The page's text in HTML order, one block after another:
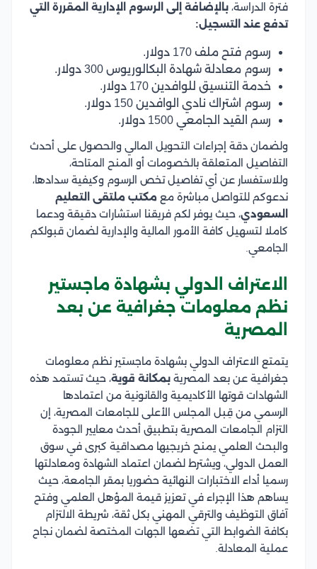
فترة الدراسة، بالإضافة إلى الرسوم الإدارية المقررة التي
تدفع عند التسجيل:
رسوم فتح ملف 170 دولار.
رسوم معادلة شهادة البكالوريوس 300 دولار.
خدمة التنسيق للوافدين 170 دولار.
رسوم اشتراك نادي الوافدين 150 دولار.
رسم القيد الجامعي 1500 دولار.
ولضمان دقة إجراءات التحويل المالي والحصول على أحدث
التفاصيل المتعلقة بالخصومات أو المنح المتاحة،
وللاستفسار عن أي تفاصيل تخص الرسوم وكيفية سدادها،
ندعوكم للتواصل مباشرة مع مكتب ملتقى التعليم
السعودي، حيث يوفر لكم فريقنا استشارات دقيقة ودعما
كاملا لتسهيل كافة الأمور المالية والإدارية لضمان قبولكم
الجامعي.
الاعتراف الدولي بشهادة ماجستير
نظم معلومات جغرافية عن بعد
المصرية
يتمتع الاعتراف الدولي بشهادة ماجستير نظم معلومات
جغرافية عن بعد المصرية بمكانة قوية، حيث تستمد هذه
الشهادات قوتها الأكاديمية والقانونية من اعتمادها
الرسمي من قِبل المجلس الأعلى للجامعات المصرية، إن
التزام الجامعات المصرية بتطبيق أحدث معايير الجودة
والبحث العلمي يمنح خريجيها مصداقية كبرى في سوق
العمل الدولي، ويشترط لضمان اعتماد الشهادة ومعادلتها
رسميا أداء الاختبارات النهائية حضوريا بمقر الجامعة، حيث
يساهم هذا الإجراء في تعزيز قيمة المؤهل العلمي وفتح
آفاق التوظيف والترقي المهني بكل ثقة، شريطة الالتزام
بكافة الضوابط التي تضعها الجهات المختصة لضمان نجاح
عملية المعادلة.